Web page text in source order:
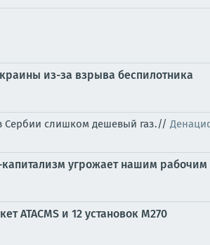
из-за взрыва беспилотника
Сербии слишком дешевый газ.//
угрожает нашим
ATACMS и 12 установок M270